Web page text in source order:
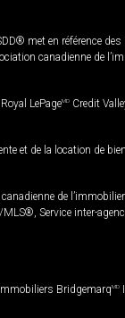
met en référence
canadienne de
Royal LePageMD Credit
et de la location de
de
Service inter-
BridgemarqMD